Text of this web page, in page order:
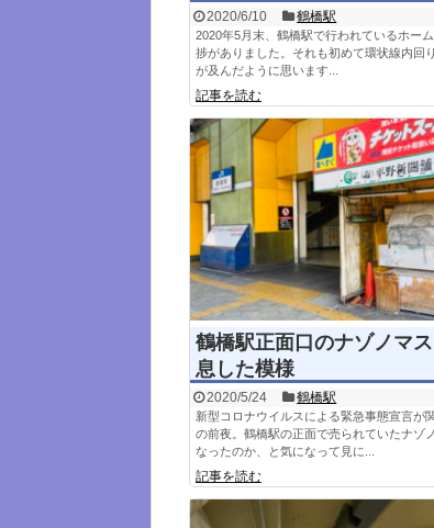
2020/6/10 鶴橋駅
2020年5月末、鶴橋駅で行われているホー
捗がありました。それも初めて環状線内回
が及んだように思います...
記事を読む
鶴橋駅正面口のナゾノマ
息した模様
2020/5/24 鶴橋駅
新型コロナウイルスによる緊急事態宣言が
の前夜。鶴橋駅の正面で売られていたナゾ
なったのか、と気になって見に...
記事を読む